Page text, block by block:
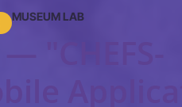
MUSEUM LAB